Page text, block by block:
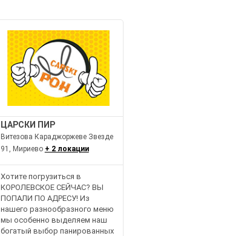
ЦАРСКИ ПИР
Витезова Караджоржеве Звезде
91, Мириево + 2 локации
Хотите погрузиться в
КОРОЛЕВСКОЕ СЕЙЧАС? ВЫ
ПОПАЛИ ПО АДРЕСУ! Из
нашего разнообразного меню
мы особенно выделяем наш
богатый выбор панированных